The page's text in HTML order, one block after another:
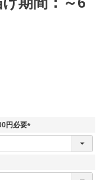
円必要
(